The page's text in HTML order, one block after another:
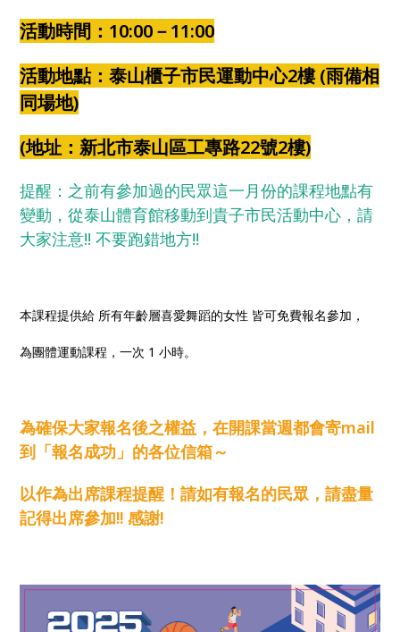
活動時間：10:00－11:00
活動地點：泰山櫃子市民運動中心2樓 (雨備相
同場地)
(地址：新北市泰山區工專路22號2樓)
提醒：之前有參加過的民眾這一月份的課程地點有
變動，從泰山體育館移動到貴子市民活動中心，請
大家注意!! 不要跑錯地方!!
本課程提供給 所有年齡層喜愛舞蹈的女性 皆可免費報名參加，
為團體運動課程，一次 1 小時。
為確保大家報名後之權益，在開課當週都會寄mail
到「報名成功」的各位信箱～
以作為出席課程提醒！請如有報名的民眾，請盡量
記得出席參加!! 感謝!